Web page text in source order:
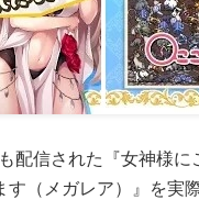
配信された『女神様に
す（メガレア）』を実